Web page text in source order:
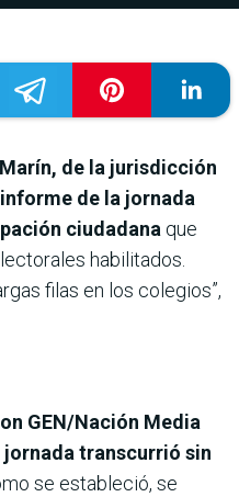
de la jurisdicción
de la jornada
ciudadana que
habilitados.
filas en los colegios”,
GEN/Nación Media
jornada transcurrió sin
se estableció, se